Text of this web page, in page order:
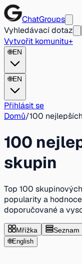
ChatGroups
Vyhledávací dotaz
Vytvořit komunitu+
🌐EN
🌐EN
Přihlásit se
Domů/100
100
skupin
Top 100
popularity a
doporučované a
Mřížka Seznam
🌐English